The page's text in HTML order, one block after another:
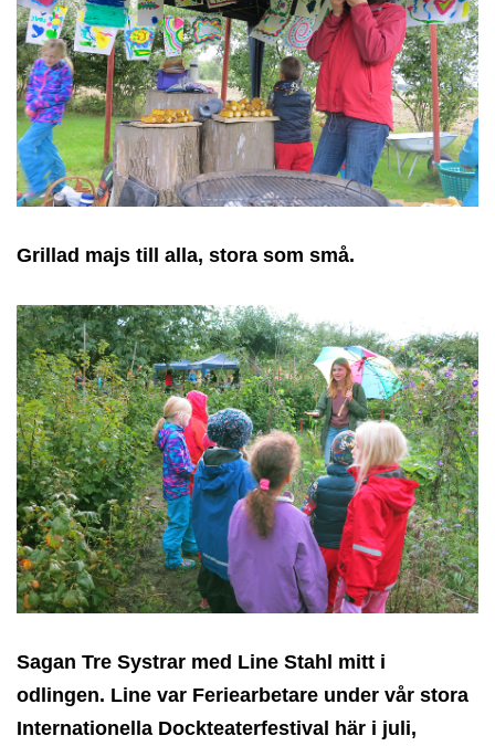
Grillad majs till alla, stora som små.
Sagan Tre Systrar med Line Stahl mitt i
odlingen. Line var Feriearbetare under vår stora
Internationella Dockteaterfestival här i juli,